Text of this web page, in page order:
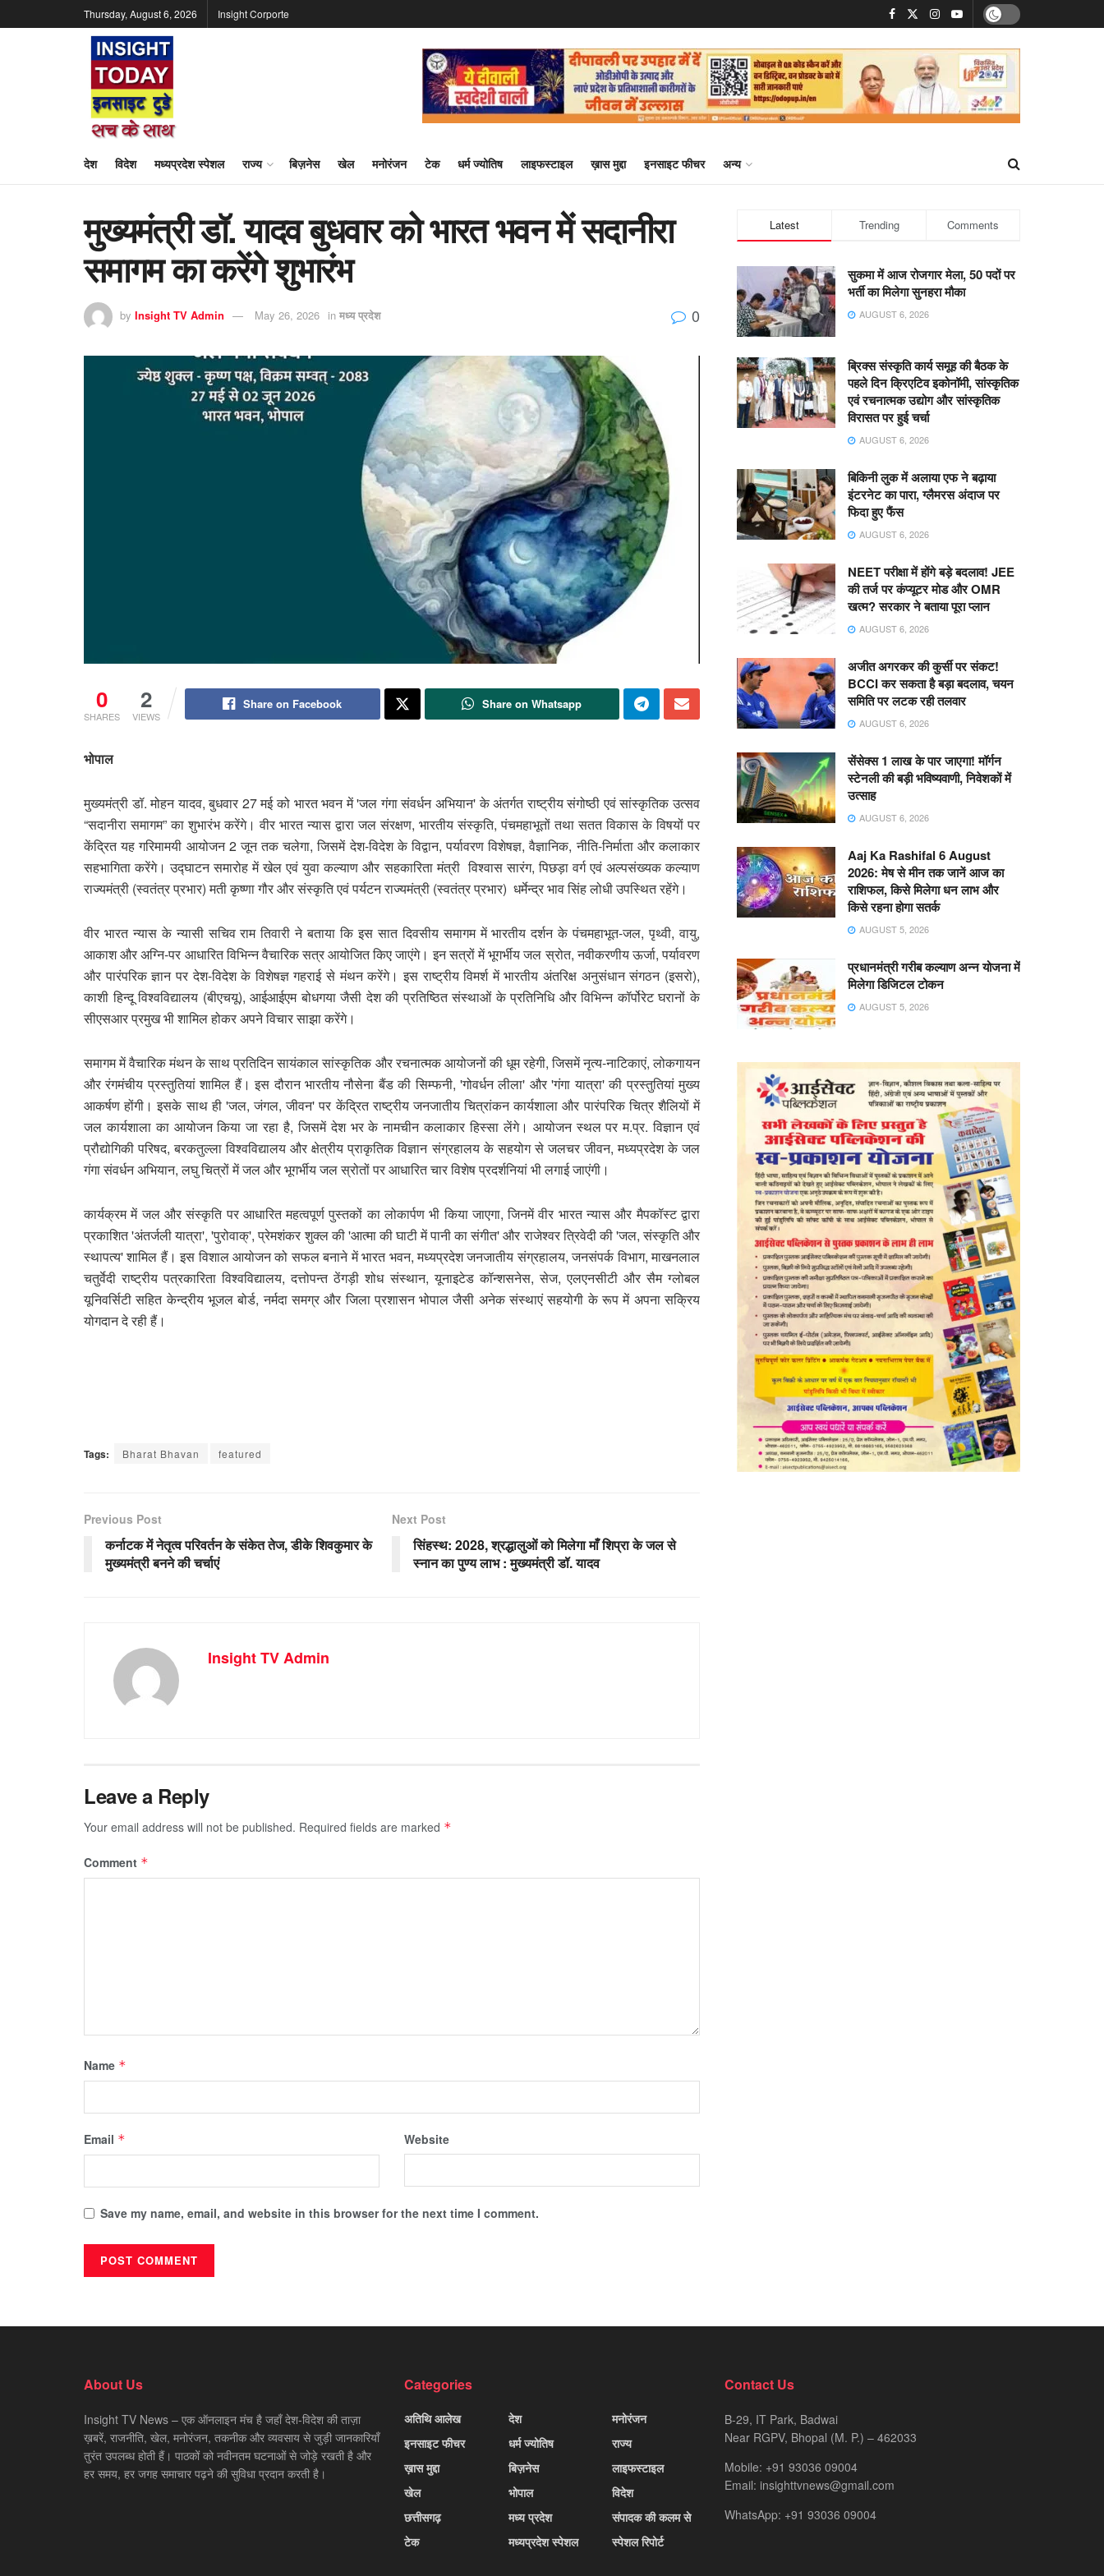
Thursday, August 6, 2026 Insight Corporte
देश विदेश मध्यप्रदेश स्पेशल राज्य बिज़नेस खेल मनोरंजन टेक धर्म ज्योतिष लाइफस्टाइल ख़ास मुद्दा इनसाइट फीचर अन्य
मुख्यमंत्री डॉ. यादव बुधवार को भारत भवन में सदानीरा
समागम का करेंगे शुभारंभ
by Insight TV Admin May 26, 2026 in मध्य प्रदेश 0
0
SHARES
2
VIEWS
Share on Facebook Share on Whatsapp
भोपाल
मुख्यमंत्री डॉ. मोहन यादव, बुधवार 27 मई को भारत भवन में 'जल गंगा संवर्धन अभियान' के अंतर्गत राष्ट्रीय संगोष्ठी एवं सांस्कृतिक उत्सव
“सदानीरा समागम” का शुभारंभ करेंगे। वीर भारत न्यास द्वारा जल संरक्षण, भारतीय संस्कृति, पंचमहाभूतों तथा सतत विकास के विषयों पर
केंद्रित यह गरिमामयी आयोजन 2 जून तक चलेगा, जिसमें देश-विदेश के विद्वान, पर्यावरण विशेषज्ञ, वैज्ञानिक, नीति-निर्माता और कलाकार
सहभागिता करेंगे। उद्घाटन समारोह में खेल एवं युवा कल्याण और सहकारिता मंत्री विश्वास सारंग, पिछड़ा वर्ग एवं अल्पसंख्यक कल्याण
राज्यमंत्री (स्वतंत्र प्रभार) मती कृष्णा गौर और संस्कृति एवं पर्यटन राज्यमंत्री (स्वतंत्र प्रभार) धर्मेन्द्र भाव सिंह लोधी उपस्थित रहेंगे।
वीर भारत न्यास के न्यासी सचिव राम तिवारी ने बताया कि इस सात दिवसीय समागम में भारतीय दर्शन के पंचमहाभूत-जल, पृथ्वी, वायु,
आकाश और अग्नि-पर आधारित विभिन्न वैचारिक सत्र आयोजित किए जाएंगे। इन सत्रों में भूगर्भीय जल स्रोत, नवीकरणीय ऊर्जा, पर्यावरण
और पारंपरिक ज्ञान पर देश-विदेश के विशेषज्ञ गहराई से मंथन करेंगे। इस राष्ट्रीय विमर्श में भारतीय अंतरिक्ष अनुसंधान संगठन (इसरो),
काशी हिन्दू विश्वविद्यालय (बीएचयू), आईआईएम बोधगया जैसी देश की प्रतिष्ठित संस्थाओं के प्रतिनिधि और विभिन्न कॉर्पोरेट घरानों के
सीएसआर प्रमुख भी शामिल होकर अपने विचार साझा करेंगे।
समागम में वैचारिक मंथन के साथ प्रतिदिन सायंकाल सांस्कृतिक और रचनात्मक आयोजनों की धूम रहेगी, जिसमें नृत्य-नाटिकाएं, लोकगायन
और रंगमंचीय प्रस्तुतियां शामिल हैं। इस दौरान भारतीय नौसेना बैंड की सिम्फनी, 'गोवर्धन लीला' और 'गंगा यात्रा' की प्रस्तुतियां मुख्य
आकर्षण होंगी। इसके साथ ही 'जल, जंगल, जीवन' पर केंद्रित राष्ट्रीय जनजातीय चित्रांकन कार्यशाला और पारंपरिक चित्र शैलियों में
जल कार्यशाला का आयोजन किया जा रहा है, जिसमें देश भर के नामचीन कलाकार हिस्सा लेंगे। आयोजन स्थल पर म.प्र. विज्ञान एवं
प्रौद्योगिकी परिषद, बरकतुल्ला विश्वविद्यालय और क्षेत्रीय प्राकृतिक विज्ञान संग्रहालय के सहयोग से जलचर जीवन, मध्यप्रदेश के जल
गंगा संवर्धन अभियान, लघु चित्रों में जल और भूगर्भीय जल स्रोतों पर आधारित चार विशेष प्रदर्शनियां भी लगाई जाएंगी।
कार्यक्रम में जल और संस्कृति पर आधारित महत्वपूर्ण पुस्तकों का लोकार्पण भी किया जाएगा, जिनमें वीर भारत न्यास और मैपकॉस्ट द्वारा
प्रकाशित 'अंतर्जली यात्रा', 'पुरोवाक्', प्रेमशंकर शुक्ल की 'आत्मा की घाटी में पानी का संगीत' और राजेश्वर त्रिवेदी की 'जल, संस्कृति और
स्थापत्य' शामिल हैं। इस विशाल आयोजन को सफल बनाने में भारत भवन, मध्यप्रदेश जनजातीय संग्रहालय, जनसंपर्क विभाग, माखनलाल
चतुर्वेदी राष्ट्रीय पत्रकारिता विश्वविद्यालय, दत्तोपन्त ठेंगड़ी शोध संस्थान, यूनाइटेड कॉन्शसनेस, सेज, एलएनसीटी और सैम ग्लोबल
यूनिवर्सिटी सहित केन्द्रीय भूजल बोर्ड, नर्मदा समग्र और जिला प्रशासन भोपाल जैसी अनेक संस्थाएं सहयोगी के रूप में अपना सक्रिय
योगदान दे रही हैं।
Tags: Bharat Bhavan featured
Previous Post
कर्नाटक में नेतृत्व परिवर्तन के संकेत तेज, डीके शिवकुमार के
मुख्यमंत्री बनने की चर्चाएं
Next Post
सिंहस्थ: 2028, श्रद्धालुओं को मिलेगा माँ शिप्रा के जल से
स्नान का पुण्य लाभ : मुख्यमंत्री डॉ. यादव
Insight TV Admin
Leave a Reply
Your email address will not be published. Required fields are marked *
Comment *
Name *
Email * Website
Save my name, email, and website in this browser for the next time I comment.
Latest Trending Comments
सुकमा में आज रोजगार मेला, 50 पदों पर
भर्ती का मिलेगा सुनहरा मौका
AUGUST 6, 2026
ब्रिक्स संस्कृति कार्य समूह की बैठक के
पहले दिन क्रिएटिव इकोनॉमी, सांस्कृतिक
एवं रचनात्मक उद्योग और सांस्कृतिक
विरासत पर हुई चर्चा
AUGUST 6, 2026
बिकिनी लुक में अलाया एफ ने बढ़ाया
इंटरनेट का पारा, ग्लैमरस अंदाज पर
फिदा हुए फैंस
AUGUST 6, 2026
NEET परीक्षा में होंगे बड़े बदलाव! JEE
की तर्ज पर कंप्यूटर मोड और OMR
खत्म? सरकार ने बताया पूरा प्लान
AUGUST 6, 2026
अजीत अगरकर की कुर्सी पर संकट!
BCCI कर सकता है बड़ा बदलाव, चयन
समिति पर लटक रही तलवार
AUGUST 6, 2026
सेंसेक्स 1 लाख के पार जाएगा! मॉर्गन
स्टेनली की बड़ी भविष्यवाणी, निवेशकों में
उत्साह
AUGUST 6, 2026
Aaj Ka Rashifal 6 August
2026: मेष से मीन तक जानें आज का
राशिफल, किसे मिलेगा धन लाभ और
किसे रहना होगा सतर्क
AUGUST 5, 2026
प्रधानमंत्री गरीब कल्याण अन्न योजना में
मिलेगा डिजिटल टोकन
AUGUST 5, 2026
About Us
Insight TV News – एक ऑनलाइन मंच है जहाँ देश-विदेश की ताज़ा
ख़बरें, राजनीति, खेल, मनोरंजन, तकनीक और व्यवसाय से जुड़ी जानकारियाँ
तुरंत उपलब्ध होती हैं। पाठकों को नवीनतम घटनाओं से जोड़े रखती है और
हर समय, हर जगह समाचार पढ़ने की सुविधा प्रदान करती है।
Categories
अतिथि आलेख
इनसाइट फीचर
ख़ास मुद्दा
खेल
छत्तीसगढ़
टेक
देश
धर्म ज्योतिष
बिज़नेस
भोपाल
मध्य प्रदेश
मध्यप्रदेश स्पेशल
मनोरंजन
राज्य
लाइफस्टाइल
विदेश
संपादक की कलम से
स्पेशल रिपोर्ट
Contact Us
B-29, IT Park, Badwai
Near RGPV, Bhopal (M. P.) – 462033
Mobile: +91 93036 09004
Email: insighttvnews@gmail.com
WhatsApp: +91 93036 09004